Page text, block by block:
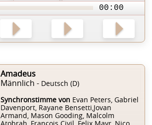
00:00
Amadeus
Männlich - Deutsch (D)
Synchronstimme von Evan Peters, Gabriel
Davenport, Rayane Bensetti,Jovan
Armand, Mason Gooding, Malcolm